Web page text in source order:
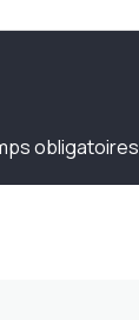
obligatoires